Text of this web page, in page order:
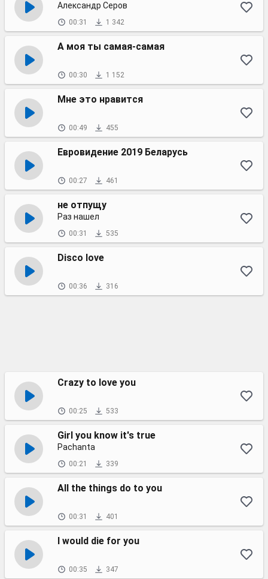
Александр Серов
00:31 1 342
А моя ты самая-самая
00:30 1 152
Мне это нравится
00:49 455
Евровидение 2019 Беларусь
00:27 461
не отпущу
Раз нашел
00:31 535
Disco love
00:36 316
Crazy to love you
00:25 533
Girl you know it's true
Pachanta
00:21 339
All the things do to you
00:31 401
I would die for you
00:35 347